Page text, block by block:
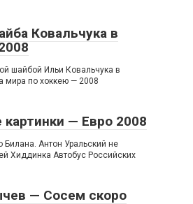
Ковальчука в
шайбой Ильи Ковальчука в
мира по хоккею — 2008
— Евро 2008
Билана. Антон Уральский не
Хиддинка Автобус Российских
— Сосем скоро